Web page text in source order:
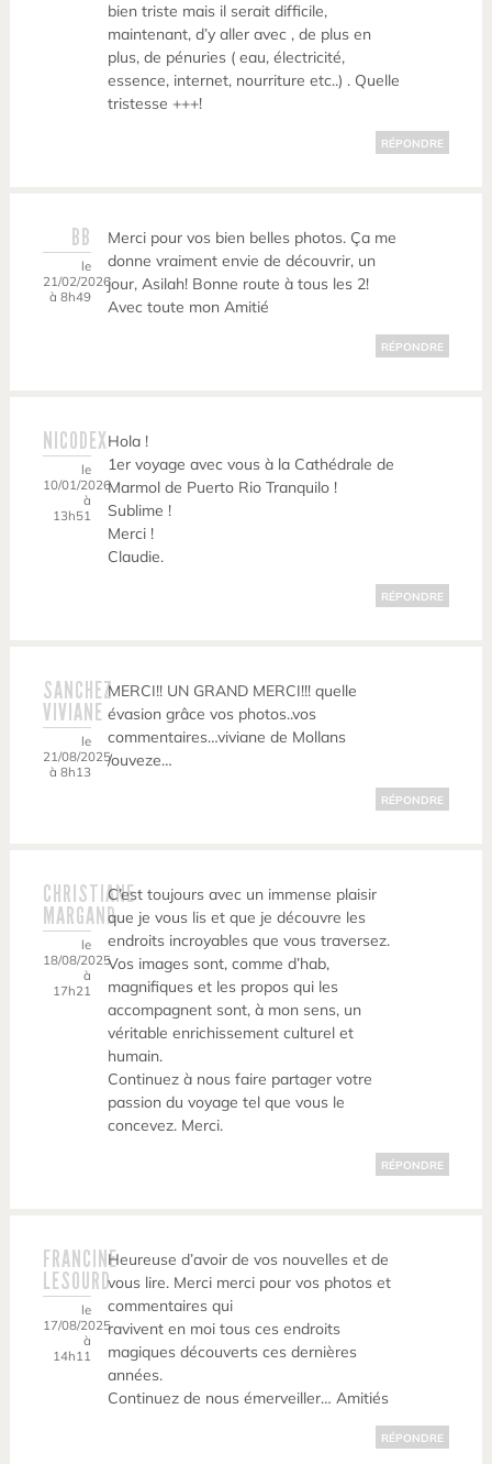
bien triste mais il serait difficile,
maintenant, d’y aller avec , de plus en
plus, de pénuries ( eau, électricité,
essence, internet, nourriture etc..) . Quelle
tristesse +++!
RÉPONDRE
BB
le
21/02/2026
à 8h49
Merci pour vos bien belles photos. Ça me
donne vraiment envie de découvrir, un
jour, Asilah! Bonne route à tous les 2!
Avec toute mon Amitié
RÉPONDRE
NICODEX
le
10/01/2026
à
13h51
Hola !
1er voyage avec vous à la Cathédrale de
Marmol de Puerto Rio Tranquilo !
Sublime !
Merci !
Claudie.
RÉPONDRE
SANCHEZ
VIVIANE
le
21/08/2025
à 8h13
MERCI!! UN GRAND MERCI!!! quelle
évasion grâce vos photos..vos
commentaires…viviane de Mollans
/ouveze…
RÉPONDRE
CHRISTIANE
MARGAND
le
18/08/2025
à
17h21
C’est toujours avec un immense plaisir
que je vous lis et que je découvre les
endroits incroyables que vous traversez.
Vos images sont, comme d’hab,
magnifiques et les propos qui les
accompagnent sont, à mon sens, un
véritable enrichissement culturel et
humain.
Continuez à nous faire partager votre
passion du voyage tel que vous le
concevez. Merci.
RÉPONDRE
FRANCINE
LESOURD
le
17/08/2025
à
14h11
Heureuse d’avoir de vos nouvelles et de
vous lire. Merci merci pour vos photos et
commentaires qui
ravivent en moi tous ces endroits
magiques découverts ces dernières
années.
Continuez de nous émerveiller… Amitiés
RÉPONDRE